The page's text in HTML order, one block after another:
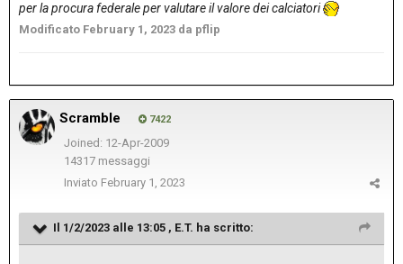
per la procura federale per valutare il valore dei calciatori
Modificato February 1, 2023 da pflip
Scramble 7422
Joined: 12-Apr-2009
14317 messaggi
Inviato February 1, 2023
Il 1/2/2023 alle 13:05 , E.T. ha scritto: